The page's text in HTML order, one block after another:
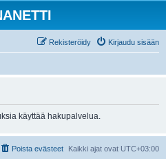
Kirjaudu sisään
Rekisteröidy
käyttää hakupalvelua.
Kaikki ajat ovat UTC+03:00
Poista evästeet